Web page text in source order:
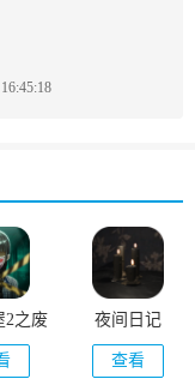
2之废
夜间日记
查看